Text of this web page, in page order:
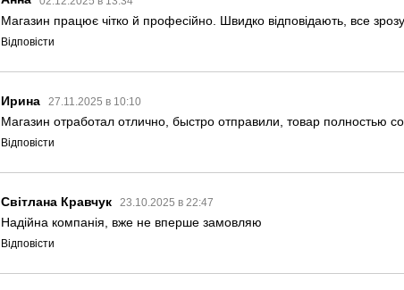
Магазин працює чітко й професійно. Швидко відповідають, все
Відповісти
Ирина 27.11.2025 в 10:10
Магазин отработал отлично, быстро отправили, товар полностью
Відповісти
Світлана Кравчук 23.10.2025 в 22:47
Надійна компанія, вже не вперше замовляю
Відповісти